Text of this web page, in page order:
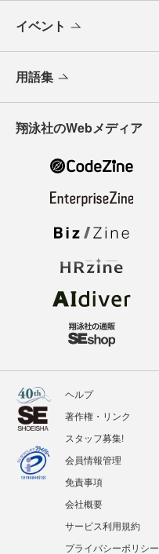
イベント
用語集
翔泳社のWebメディア
ヘルプ
著作権・リンク
スタッフ募集!
会員情報管理
免責事項
会社概要
サービス利用規約
プライバシーポリシー